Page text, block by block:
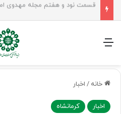
زن در جامعه مهدوی؛ معمار نسل
منو
خانه / اخبار
اخبار کرمانشاه